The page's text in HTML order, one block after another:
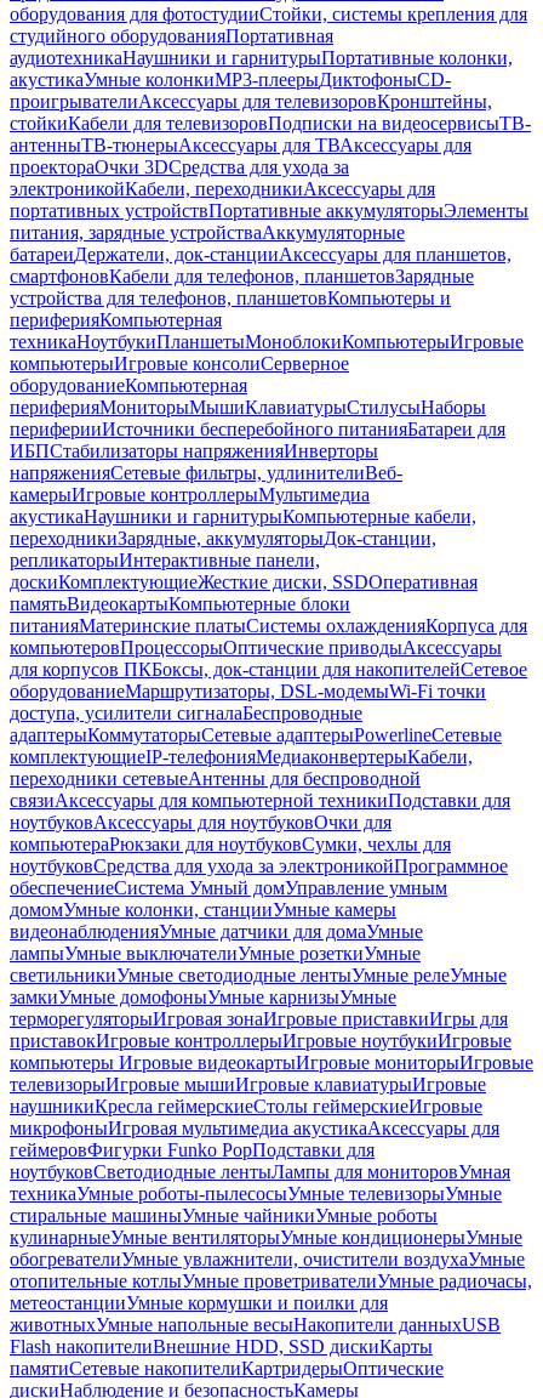
оборудования для фотостудииСтойки, системы крепления для
студийного оборудованияПортативная
аудиотехникаНаушники и гарнитурыПортативные колонки,
акустикаУмные колонкиMP3-плеерыДиктофоныCD-
проигрывателиАксессуары для телевизоровКронштейны,
стойкиКабели для телевизоровПодписки на видеосервисыТВ-
антенныТВ-тюнерыАксессуары для ТВАксессуары для
проектораОчки 3DСредства для ухода за
электроникойКабели, переходникиАксессуары для
портативных устройствПортативные аккумуляторыЭлементы
питания, зарядные устройстваАккумуляторные
батареиДержатели, док-станцииАксессуары для планшетов,
смартфоновКабели для телефонов, планшетовЗарядные
устройства для телефонов, планшетовКомпьютеры и
периферияКомпьютерная
техникаНоутбукиПланшетыМоноблокиКомпьютерыИгровые
компьютерыИгровые консолиСерверное
оборудованиеКомпьютерная
периферияМониторыМышиКлавиатурыСтилусыНаборы
периферииИсточники бесперебойного питанияБатареи для
ИБПСтабилизаторы напряженияИнверторы
напряженияСетевые фильтры, удлинителиВеб-
камерыИгровые контроллерыМультимедиа
акустикаНаушники и гарнитурыКомпьютерные кабели,
переходникиЗарядные, аккумуляторыДок-станции,
репликаторыИнтерактивные панели,
доскиКомплектующиеЖесткие диски, SSDОперативная
памятьВидеокартыКомпьютерные блоки
питанияМатеринские платыСистемы охлажденияКорпуса для
компьютеровПроцессорыОптические приводыАксессуары
для корпусов ПКБоксы, док-станции для накопителейСетевое
оборудованиеМаршрутизаторы, DSL-модемыWi-Fi точки
доступа, усилители сигналаБеспроводные
адаптерыКоммутаторыСетевые адаптерыPowerlineСетевые
комплектующиеIP-телефонияМедиаконвертерыКабели,
переходники сетевыеАнтенны для беспроводной
связиАксессуары для компьютерной техникиПодставки для
ноутбуковАксессуары для ноутбуковОчки для
компьютераРюкзаки для ноутбуковСумки, чехлы для
ноутбуковСредства для ухода за электроникойПрограммное
обеспечениеСистема Умный домУправление умным
домомУмные колонки, станцииУмные камеры
видеонаблюденияУмные датчики для домаУмные
лампыУмные выключателиУмные розеткиУмные
светильникиУмные светодиодные лентыУмные релеУмные
замкиУмные домофоныУмные карнизыУмные
терморегуляторыИгровая зонаИгровые приставкиИгры для
приставокИгровые контроллерыИгровые ноутбукиИгровые
компьютеры Игровые видеокартыИгровые мониторыИгровые
телевизорыИгровые мышиИгровые клавиатурыИгровые
наушникиКресла геймерскиеСтолы геймерскиеИгровые
микрофоныИгровая мультимедиа акустикаАксессуары для
геймеровФигурки Funko PopПодставки для
ноутбуковСветодиодные лентыЛампы для мониторовУмная
техникаУмные роботы-пылесосыУмные телевизорыУмные
стиральные машиныУмные чайникиУмные роботы
кулинарныеУмные вентиляторыУмные кондиционерыУмные
обогревателиУмные увлажнители, очистители воздухаУмные
отопительные котлыУмные проветривателиУмные радиочасы,
метеостанцииУмные кормушки и поилки для
животныхУмные напольные весыНакопители данныхUSB
Flash накопителиВнешние HDD, SSD дискиКарты
памятиСетевые накопителиКартридерыОптические
дискиНаблюдение и безопасностьКамеры